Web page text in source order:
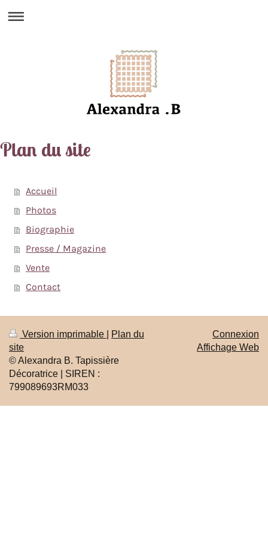
Plan du site
Accueil
Photos
Biographie
Presse / Magazine
Vente
Contact
Version imprimable
Plan du
site
© Alexandra B. Tapissière
Décoratrice | SIREN :
799089693RM033
Connexion
Affichage Web